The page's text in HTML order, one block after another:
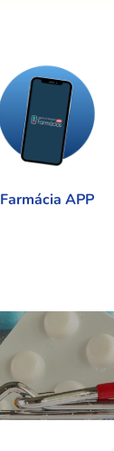
Farmácia APP